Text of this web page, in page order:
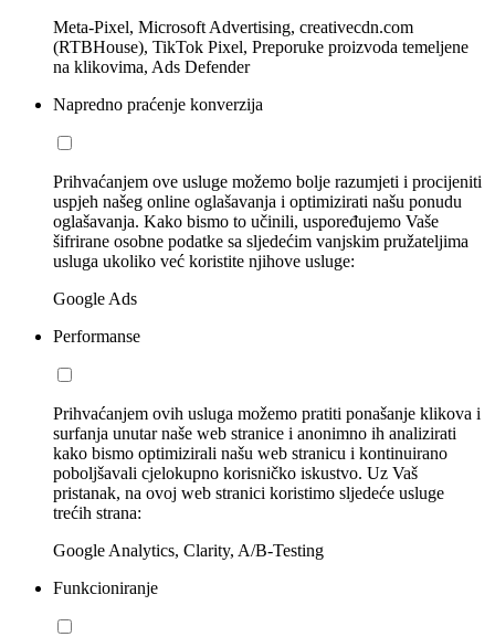
Meta-Pixel, Microsoft Advertising, creativecdn.com
(RTBHouse), TikTok Pixel, Preporuke proizvoda temeljene
na klikovima, Ads Defender
Napredno praćenje konverzija
Prihvaćanjem ove usluge možemo bolje razumjeti i procijeniti
uspjeh našeg online oglašavanja i optimizirati našu ponudu
oglašavanja. Kako bismo to učinili, uspoređujemo Vaše
šifrirane osobne podatke sa sljedećim vanjskim pružateljima
usluga ukoliko već koristite njihove usluge:
Google Ads
Performanse
Prihvaćanjem ovih usluga možemo pratiti ponašanje klikova i
surfanja unutar naše web stranice i anonimno ih analizirati
kako bismo optimizirali našu web stranicu i kontinuirano
poboljšavali cjelokupno korisničko iskustvo. Uz Vaš
pristanak, na ovoj web stranici koristimo sljedeće usluge
trećih strana:
Google Analytics, Clarity, A/B-Testing
Funkcioniranje